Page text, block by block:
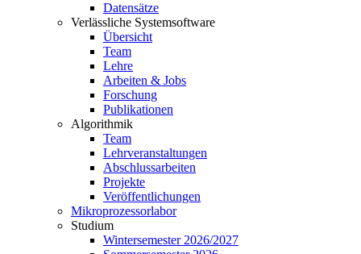
Datensätze
Verlässliche Systemsoftware
Übersicht
Team
Lehre
Arbeiten & Jobs
Forschung
Publikationen
Algorithmik
Team
Lehrveranstaltungen
Abschlussarbeiten
Projekte
Veröffentlichungen
Mikroprozessorlabor
Studium
Wintersemester 2026/2027